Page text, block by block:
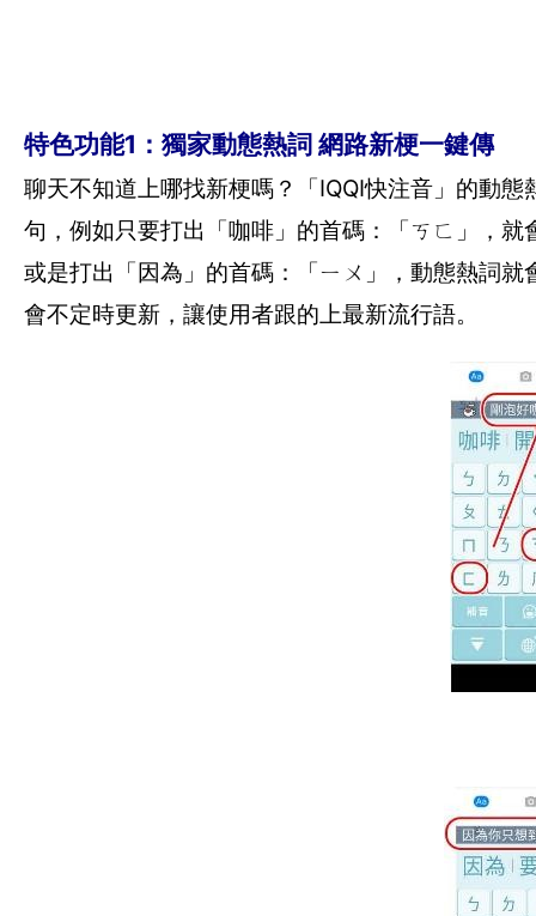
特色功能1：獨家動態熱詞 網路新梗一鍵傳
聊天不知道上哪找新梗嗎？「IQQI快注音」的動
句，例如只要打出「咖啡」的首碼：「ㄎㄈ」，
或是打出「因為」的首碼：「ㄧㄨ」，動態熱詞
會不定時更新，讓使用者跟的上最新流行語。